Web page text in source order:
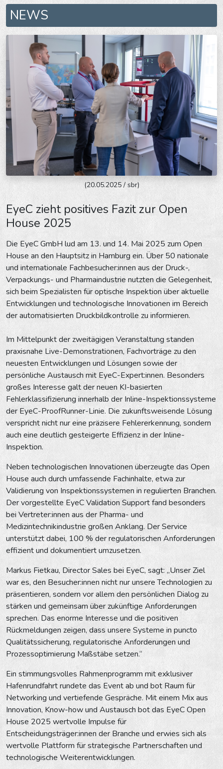
NEWS
(20.05.2025 / sbr)
EyeC zieht positives Fazit zur Open
House 2025
Die EyeC GmbH lud am 13. und 14. Mai 2025 zum Open
House an den Hauptsitz in Hamburg ein. Über 50 nationale
und internationale Fachbesucher:innen aus der Druck-,
Verpackungs- und Pharmaindustrie nutzten die Gelegenheit,
sich beim Spezialisten für optische Inspektion über aktuelle
Entwicklungen und technologische Innovationen im Bereich
der automatisierten Druckbildkontrolle zu informieren.
Im Mittelpunkt der zweitägigen Veranstaltung standen
praxisnahe Live-Demonstrationen, Fachvorträge zu den
neuesten Entwicklungen und Lösungen sowie der
persönliche Austausch mit EyeC-Expert:innen. Besonders
großes Interesse galt der neuen KI-basierten
Fehlerklassifizierung innerhalb der Inline-Inspektionssysteme
der EyeC-ProofRunner-Linie. Die zukunftsweisende Lösung
verspricht nicht nur eine präzisere Fehlererkennung, sondern
auch eine deutlich gesteigerte Effizienz in der Inline-
Inspektion.
Neben technologischen Innovationen überzeugte das Open
House auch durch umfassende Fachinhalte, etwa zur
Validierung von Inspektionssystemen in regulierten Branchen.
Der vorgestellte EyeC Validation Support fand besonders
bei Vertreter:innen aus der Pharma- und
Medizintechnikindustrie großen Anklang. Der Service
unterstützt dabei, 100 % der regulatorischen Anforderungen
effizient und dokumentiert umzusetzen.
Markus Fietkau, Director Sales bei EyeC, sagt: „Unser Ziel
war es, den Besucher:innen nicht nur unsere Technologien zu
präsentieren, sondern vor allem den persönlichen Dialog zu
stärken und gemeinsam über zukünftige Anforderungen
sprechen. Das enorme Interesse und die positiven
Rückmeldungen zeigen, dass unsere Systeme in puncto
Qualitätssicherung, regulatorische Anforderungen und
Prozessoptimierung Maßstäbe setzen.“
Ein stimmungsvolles Rahmenprogramm mit exklusiver
Hafenrundfahrt rundete das Event ab und bot Raum für
Networking und vertiefende Gespräche. Mit einem Mix aus
Innovation, Know-how und Austausch bot das EyeC Open
House 2025 wertvolle Impulse für
Entscheidungsträger:innen der Branche und erwies sich als
wertvolle Plattform für strategische Partnerschaften und
technologische Weiterentwicklungen.